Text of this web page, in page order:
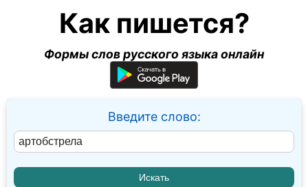
Как пишется?
Формы слов русского языка онлайн
Введите слово: